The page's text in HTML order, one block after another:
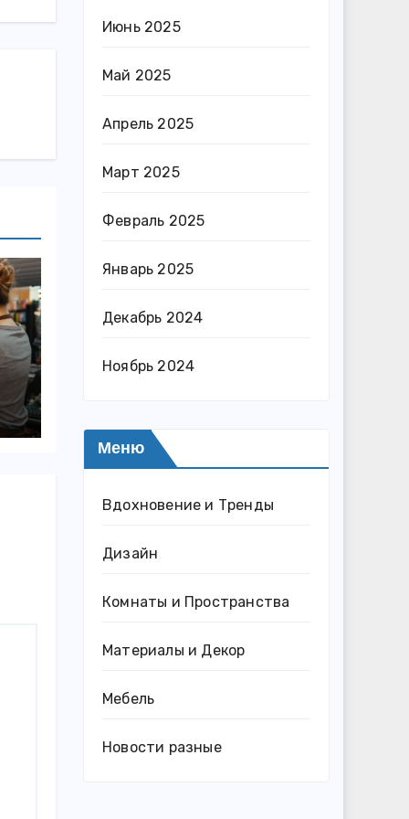
Июнь 2025
Май 2025
Апрель 2025
Март 2025
Февраль 2025
Январь 2025
Декабрь 2024
Ноябрь 2024
Меню
Вдохновение и Тренды
Дизайн
Комнаты и Пространства
Материалы и Декор
Мебель
Новости разные